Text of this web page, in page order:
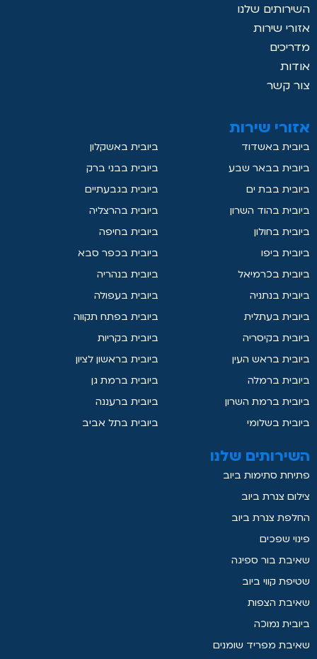
השירותים שלנו
אזורי שירות
מדריכים
אודות
צור קשר
אזורי שירות
ביובית באשדוד
ביובית באשקלון
ביובית בבאר שבע
ביובית בבני ברק
ביובית בבת ים
ביובית בגבעתיים
ביובית בהוד השרון
ביובית בהרצליה
ביובית בחולון
ביובית בחיפה
ביובית ביפו
ביובית בכפר סבא
ביובית בכרמיאל
ביובית בנהריה
ביובית בנתניה
ביובית בעפולה
ביובית בעתלית
ביובית בפתח תקווה
ביובית בקיסריה
ביובית בקריות
ביובית בראש העין
ביובית בראשון לציון
ביובית ברמלה
ביובית ברמת גן
ביובית ברמת השרון
ביובית ברעננה
ביובית בשלומי
ביובית בתל אביב
השירותים שלנו
פתיחת סתימות ביוב
צילום צנרת ביוב
החלפת צנרת ביוב
פינוי שפכים
שאיבת בור ספיגה
שטיפת קווי ביוב
שאיבת הצפות
ביובית נמוכה
שאיבת מפריד שומנים